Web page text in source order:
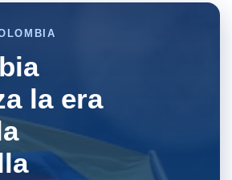
la era